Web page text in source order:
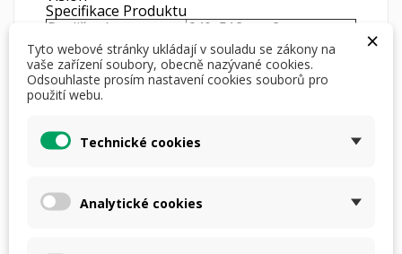
Specifikace Produktu
Rozlišení senzoru
640x512px - 2. generace
Velikost pixelu
12µm
NETD - Citlivost
senzoru na teplotní
rozdíly
<15mK
frekvence (Hz)
Čočka objektivu
35mm / F0.9
Digitální zvětšení
3x-28x
Oční reliéf
25mm
×
Tyto webové stránky ukládají v souladu se zákony na
vaše zařízení soubory, obecně nazývané cookies.
Odsouhlaste prosím nastavení cookies souborů pro
použití webu.
Technické cookies
Analytické cookies